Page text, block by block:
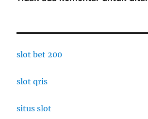
slot bet 200
slot qris
situs slot